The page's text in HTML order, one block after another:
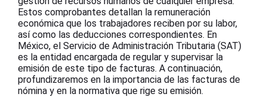
Estos comprobantes detallan la remuneración
económica que los trabajadores reciben por su labor,
así como las deducciones correspondientes. En
México, el Servicio de Administración Tributaria (SAT)
es la entidad encargada de regular y supervisar la
emisión de este tipo de facturas. A continuación,
profundizaremos en la importancia de las facturas de
nómina y en la normativa que rige su emisión.